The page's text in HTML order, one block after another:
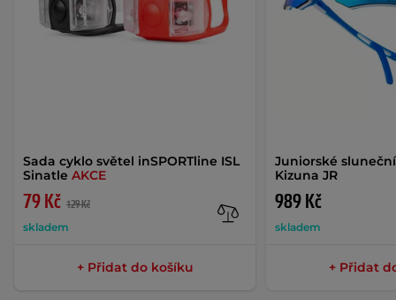
Sada cyklo světel inSPORTline ISL
Sinatle AKCE
79 Kč 129 Kč
skladem
+ Přidat do košíku
Juniorské
Kizuna JR
989 Kč
skladem
+ Přidat